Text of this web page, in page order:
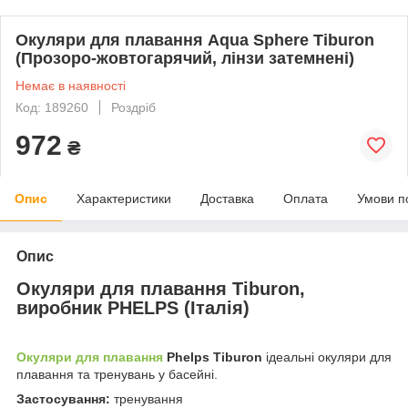
Окуляри для плавання Aqua Sphere Tiburon
(Прозоро-жовтогарячий, лінзи затемнені)
Немає в наявності
Код: 189260
Роздріб
972 ₴
Опис Характеристики Доставка Оплата Умови
Опис
Окуляри для плавання Tiburon,
виробник PHELPS (Італія)
Окуляри для плавання Phelps Tiburon ідеальні окуляри для
плавання та тренувань у басейні.
Застосування: тренування